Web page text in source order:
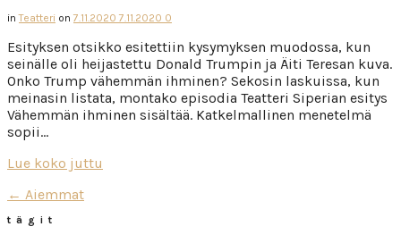
inTeatteri on 7.11.2020 7.11.2020 0
Esityksen otsikko esitettiin kysymyksen muodossa, kun
seinälle oli heijastettu Donald Trumpin ja Äiti Teresan kuva.
Onko Trump vähemmän ihminen? Sekosin laskuissa, kun
meinasin listata, montako episodia Teatteri Siperian esitys
Vähemmän ihminen sisältää. Katkelmallinen menetelmä
sopii…
Lue koko juttu
← Aiemmat
tägit